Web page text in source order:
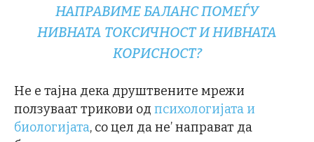
НАПРАВИМЕ БАЛАНС ПОМЕЃУ
НИВНАТА ТОКСИЧНОСТ И НИВНАТА
КОРИСНОСТ?
Не е тајна дека друштвените мрежи
ползуваат трикови од психологијата и
биологијата, со цел да не’ направат да